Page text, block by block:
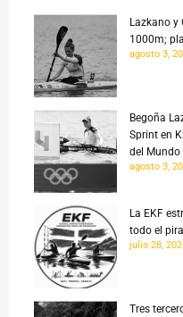
Lazkano y
1000m;
agosto 3,
Begoña
Sprint en
del Mundo
agosto 3,
La EKF
todo el
julio 28,
Tres